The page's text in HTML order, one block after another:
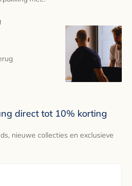
direct tot 10% korting
nieuwe collecties en exclusieve